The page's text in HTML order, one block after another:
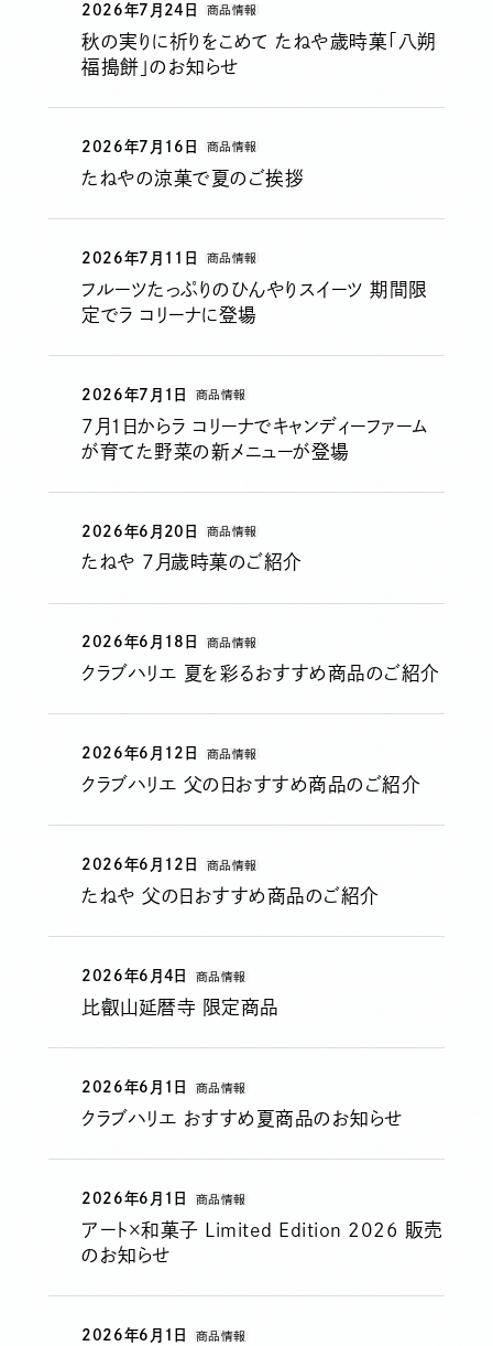
オンラインショップ
秋の実りに祈りをこめて たねや歳時菓「八朔
福搗餅」のお知らせ
2026年7月24日 商品情報
たねやの涼菓で夏のご挨拶
2026年7月16日 商品情報
フルーツたっぷりのひんやりスイーツ 期間限
定でラ コリーナに登場
2026年7月11日 商品情報
7月1日からラ コリーナでキャンディーファーム
が育てた野菜の新メニューが登場
2026年7月1日 商品情報
たねや ７月歳時菓のご紹介
2026年6月20日 商品情報
クラブハリエ 夏を彩るおすすめ商品のご紹介
2026年6月18日 商品情報
クラブハリエ 父の日おすすめ商品のご紹介
2026年6月12日 商品情報
たねや 父の日おすすめ商品のご紹介
2026年6月12日 商品情報
比叡山延暦寺 限定商品
2026年6月4日 商品情報
クラブハリエ おすすめ夏商品のお知らせ
2026年6月1日 商品情報
アート×和菓子 Limited Edition 2026 販売
のお知らせ
2026年6月1日 商品情報
2026年6月1日 商品情報